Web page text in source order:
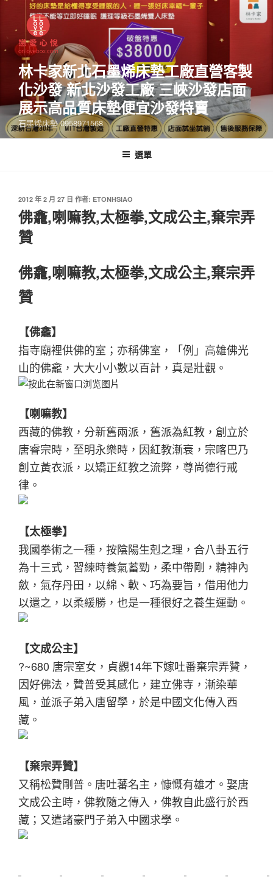
林卡家新北石墨烯床墊工廠直營客製
化沙發 新北沙發工廠 三峽沙發店面
展示高品質床墊便宜沙發特賣
石墨烯床墊 0958971568
選單
2012 年 2 月 27 日 作者: ETONHSIAO
佛龕,喇嘛教,太極拳,文成公主,棄宗弄
贊
佛龕,喇嘛教,太極拳,文成公主,棄宗弄
贊
【佛龕】
指寺廟裡供佛的室；亦稱佛室，「例」高雄佛光
山的佛龕，大大小小數以百計，真是壯觀。
【喇嘛教】
西藏的佛教，分新舊兩派，舊派為紅教，創立於
唐睿宗時，至明永樂時，因紅教漸衰，宗喀巴乃
創立黃衣派，以矯正紅教之流弊，尊尚德行戒
律。
【太極拳】
我國拳術之一種，按陰陽生剋之理，合八卦五行
為十三式，習練時養氣蓄勁，柔中帶剛，精神內
斂，氣存丹田，以綿、軟、巧為要旨，借用他力
以還之，以柔緩勝，也是一種很好之養生運動。
【文成公主】
?~680 唐宗室女，貞觀14年下嫁吐番棄宗弄贊，
因好佛法，贊普受其感化，建立佛寺，漸染華
風，並派子弟入唐留學，於是中國文化傳入西
藏。
【棄宗弄贊】
又稱松贊剛普。唐吐蕃名主，慷慨有雄才。娶唐
文成公主時，佛教隨之傳入，佛教自此盛行於西
藏；又遣諸豪門子弟入中國求學。